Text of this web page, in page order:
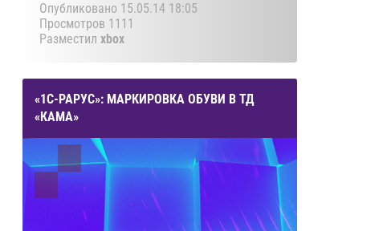
Опубликовано 15.05.14 18:05
Просмотров 1111
Разместил xbox
«1С-РАРУС»: МАРКИРОВКА ОБУВИ В ТД
«КАМА»